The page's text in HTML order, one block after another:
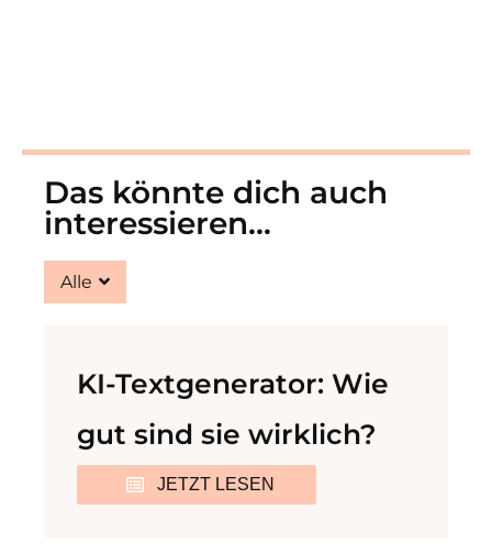
Das könnte dich auch
interessieren...
Alle
KI-Textgenerator: Wie
gut sind sie wirklich?
JETZT LESEN